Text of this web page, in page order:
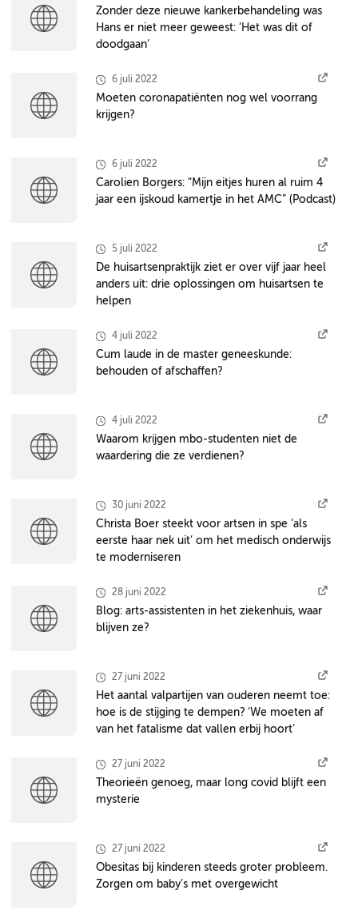
Zonder deze nieuwe kankerbehandeling was
Hans er niet meer geweest: ‘Het was dit of
doodgaan’
6 juli 2022
Moeten coronapatiënten nog wel voorrang
krijgen?
6 juli 2022
Carolien Borgers: “Mijn eitjes huren al ruim 4
jaar een ijskoud kamertje in het AMC” (Podcast)
5 juli 2022
De huisartsenpraktijk ziet er over vijf jaar heel
anders uit: drie oplossingen om huisartsen te
helpen
4 juli 2022
Cum laude in de master geneeskunde:
behouden of afschaffen?
4 juli 2022
Waarom krijgen mbo-studenten niet de
waardering die ze verdienen?
30 juni 2022
Christa Boer steekt voor artsen in spe ‘als
eerste haar nek uit’ om het medisch onderwijs
te moderniseren
28 juni 2022
Blog: arts-assistenten in het ziekenhuis, waar
blijven ze?
27 juni 2022
Het aantal valpartijen van ouderen neemt toe:
hoe is de stijging te dempen? ‘We moeten af
van het fatalisme dat vallen erbij hoort’
27 juni 2022
Theorieën genoeg, maar long covid blijft een
mysterie
27 juni 2022
Obesitas bij kinderen steeds groter probleem.
Zorgen om baby’s met overgewicht